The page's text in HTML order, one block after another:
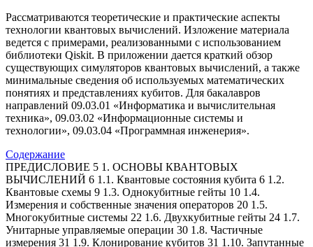
Рассматриваются теоретические и практические аспекты
технологии квантовых вычислений. Изложение материала
ведется с примерами, реализованными с использованием
библиотеки Qiskit. В приложении дается краткий обзор
существующих симуляторов квантовых вычислений, а также
минимальные сведения об используемых математических
понятиях и представлениях кубитов. Для бакалавров
направлений 09.03.01 «Информатика и вычислительная
техника», 09.03.02 «Информационные системы и
технологии», 09.03.04 «Программная инженерия».
Содержание
ПРЕДИСЛОВИЕ 5 1. ОСНОВЫ КВАНТОВЫХ
ВЫЧИСЛЕНИЙ 6 1.1. Квантовые состояния кубита 6 1.2.
Квантовые схемы 9 1.3. Однокубитные гейты 10 1.4.
Измерения и собственные значения операторов 20 1.5.
Многокубитные системы 22 1.6. Двухкубитные гейты 24 1.7.
Унитарные управляемые операции 30 1.8. Частичные
измерения 31 1.9. Клонирование кубитов 31 1.10. Запутанные